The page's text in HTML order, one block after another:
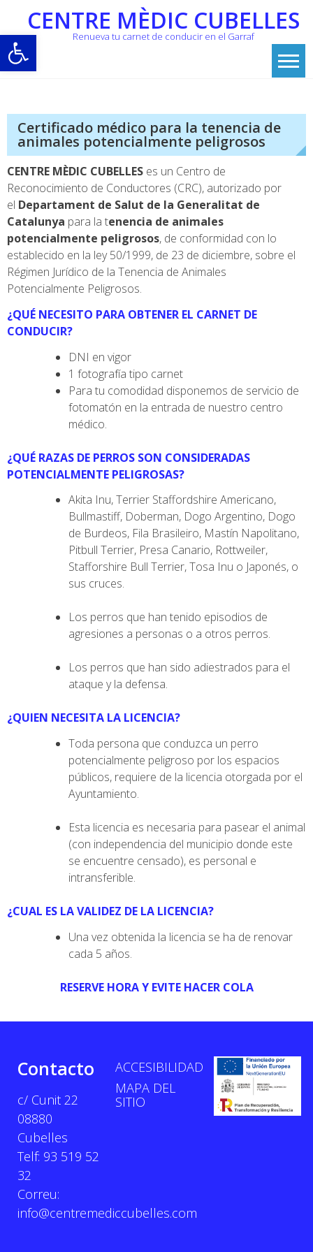
Abrir barra de herramientas
content
CENTRE MÈDIC CUBELLES
Renueva tu carnet de conducir en el Garraf
Certificado médico para la tenencia de
animales potencialmente peligrosos
CENTRE MÈDIC CUBELLES es un Centro de
Reconocimiento de Conductores (CRC), autorizado por
el Departament de Salut de la Generalitat de
Catalunya para la tenencia de animales
potencialmente peligrosos, de conformidad con lo
establecido en la ley 50/1999, de 23 de diciembre, sobre el
Régimen Jurídico de la Tenencia de Animales
Potencialmente Peligrosos.
¿QUÉ NECESITO PARA OBTENER EL CARNET DE
CONDUCIR?
DNI en vigor
1 fotografía tipo carnet
Para tu comodidad disponemos de servicio de
fotomatón en la entrada de nuestro centro
médico.
¿QUÉ RAZAS DE PERROS SON CONSIDERADAS
POTENCIALMENTE PELIGROSAS?
Akita Inu, Terrier Staffordshire Americano,
Bullmastiff, Doberman, Dogo Argentino, Dogo
de Burdeos, Fila Brasileiro, Mastín Napolitano,
Pitbull Terrier, Presa Canario, Rottweiler,
Stafforshire Bull Terrier, Tosa Inu o Japonés, o
sus cruces.
Los perros que han tenido episodios de
agresiones a personas o a otros perros.
Los perros que han sido adiestrados para el
ataque y la defensa.
¿QUIEN NECESITA LA LICENCIA?
Toda persona que conduzca un perro
potencialmente peligroso por los espacios
públicos, requiere de la licencia otorgada por el
Ayuntamiento.
Esta licencia es necesaria para pasear el animal
(con independencia del municipio donde este
se encuentre censado), es personal e
intransferible.
¿CUAL ES LA VALIDEZ DE LA LICENCIA?
Una vez obtenida la licencia se ha de renovar
cada 5 años.
RESERVE HORA Y EVITE HACER COLA
Contacto
c/ Cunit 22
08880
Cubelles
Telf: 93 519 52
32
Correu:
info@centremediccubelles.com
ACCESIBILIDAD
MAPA DEL
SITIO